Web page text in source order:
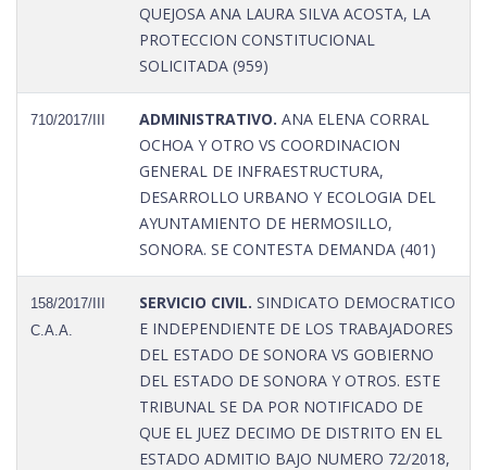
QUEJOSA ANA LAURA SILVA ACOSTA, LA
PROTECCION CONSTITUCIONAL
SOLICITADA (959)
710/2017/III ADMINISTRATIVO. ANA ELENA CORRAL
OCHOA Y OTRO VS COORDINACION
GENERAL DE INFRAESTRUCTURA,
DESARROLLO URBANO Y ECOLOGIA DEL
AYUNTAMIENTO DE HERMOSILLO,
SONORA. SE CONTESTA DEMANDA (401)
158/2017/III
C.A.A.
SERVICIO CIVIL. SINDICATO DEMOCRATICO
E INDEPENDIENTE DE LOS TRABAJADORES
DEL ESTADO DE SONORA VS GOBIERNO
DEL ESTADO DE SONORA Y OTROS. ESTE
TRIBUNAL SE DA POR NOTIFICADO DE
QUE EL JUEZ DECIMO DE DISTRITO EN EL
ESTADO ADMITIO BAJO NUMERO 72/2018,